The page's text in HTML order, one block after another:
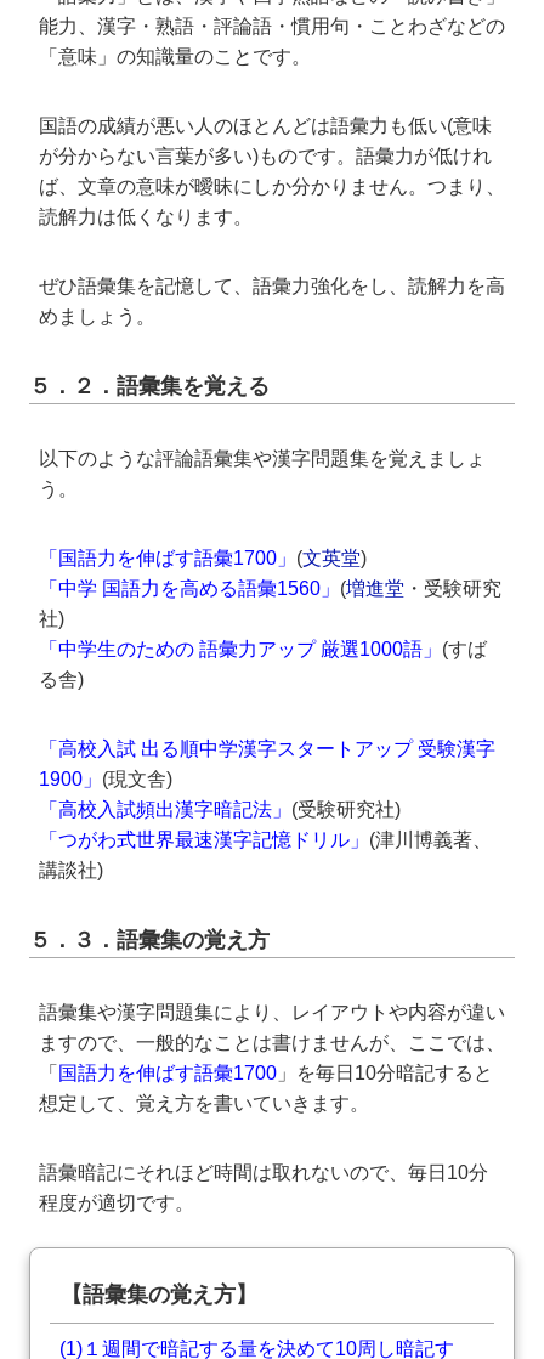
能力、漢字・熟語・評論語・慣用句・ことわざなどの
「意味」の知識量のことです。
国語の成績が悪い人のほとんどは語彙力も低い(意味
が分からない言葉が多い)ものです。語彙力が低けれ
ば、文章の意味が曖昧にしか分かりません。つまり、
読解力は低くなります。
ぜひ語彙集を記憶して、語彙力強化をし、読解力を高
めましょう。
５．２．語彙集を覚える
以下のような評論語彙集や漢字問題集を覚えましょ
う。
「国語力を伸ばす語彙1700」 (文英堂)
「中学 国語力を高める語彙1560」 (増進堂 ・受験研究
社)
「中学生のための 語彙力アップ 厳選1000語」 (すば
る舎)
「高校入試 出る順中学漢字スタートアップ 受験漢字
1900」 (現文舎)
「高校入試頻出漢字暗記法」 (受験研究社)
「つがわ式世界最速漢字記憶ドリル」 (津川博義著、
講談社)
５．３．語彙集の覚え方
語彙集や漢字問題集により、レイアウトや内容が違い
ますので、一般的なことは書けませんが、ここでは、
「 国語力を伸ばす語彙1700 」を毎日10分暗記すると
想定して、覚え方を書いていきます。
語彙暗記にそれほど時間は取れないので、毎日10分
程度が適切です。
【語彙集の覚え方】
(1)１週間で暗記する量を決めて10周し暗記す